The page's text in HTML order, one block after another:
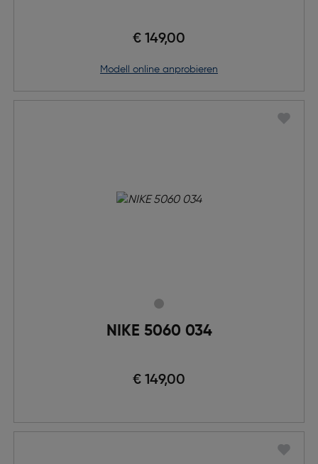
€ 149,00
Modell online anprobieren
NIKE 5060 034
€ 149,00